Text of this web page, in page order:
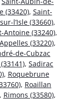
(33420), Saint-
l’Isle (33660),
Antoine (33240),
(33220),
de-Cubzac
, Sadirac
, Roquebrune
, Roaillan
Rimons (33580),